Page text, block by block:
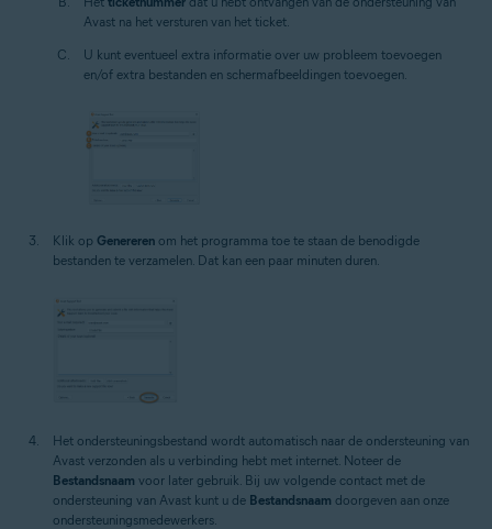
Avast na het versturen van het ticket.
U kunt eventueel extra informatie over uw probleem toevoegen
en/of extra bestanden en schermafbeeldingen toevoegen.
Klik op Genereren om het programma toe te staan de benodigde
bestanden te verzamelen. Dat kan een paar minuten duren.
Het ondersteuningsbestand wordt automatisch naar de ondersteuning van
Avast verzonden als u verbinding hebt met internet. Noteer de
Bestandsnaam voor later gebruik. Bij uw volgende contact met de
ondersteuning van Avast kunt u de Bestandsnaam doorgeven aan onze
ondersteuningsmedewerkers.